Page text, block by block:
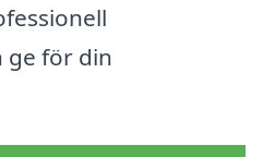
ge för din